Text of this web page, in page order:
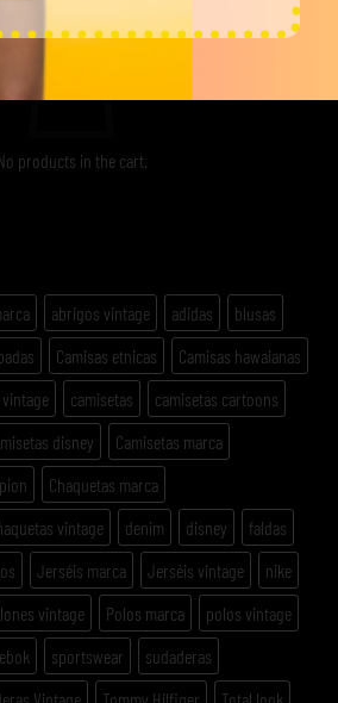
products in the cart.
abrigos vintage adidas
blusas
Camisas etnicas
Camisas hawaianas
vintage camisetas
camisetas cartoons
disney
Camisetas marca
Chaquetas marca
vintage denim disney
faldas
Jerséis marca Jerséis vintage
nike
vintage Polos marca
polos vintage
sportswear
sudaderas